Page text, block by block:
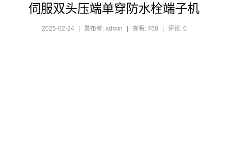
伺服双头压端单穿防水栓端子机
2025-02-24 | 发布者: admin | 查看: 760 | 评论: 0